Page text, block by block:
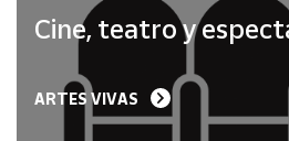
Cine, teatro y
ARTES VIVAS